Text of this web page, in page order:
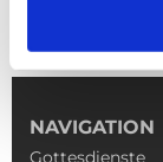
NAVIGATION
Gottesdienste